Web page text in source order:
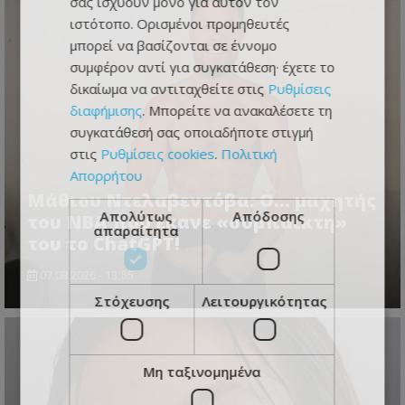
Μάθιου Ντελαβεντόβα: Ο… μαχητής
του NBA που έκανε «συμπαίκτη»
του το ChatGPT!
07.08.2026 - 13:55
ιστότοπο. Ορισμένοι προμηθευτές
μπορεί να βασίζονται σε έννομο
συμφέρον αντί για συγκατάθεση· έχετε το
δικαίωμα να αντιταχθείτε στις Ρυθμίσεις
διαφήμισης. Μπορείτε να ανακαλέσετε τη
συγκατάθεσή σας οποιαδήποτε στιγμή
στις Ρυθμίσεις cookies. Πολιτική
Απορρήτου
Απολύτως
απαραίτητα
Απόδοσης
Στόχευσης Λειτουργικότητας
Μη ταξινομημένα